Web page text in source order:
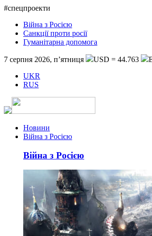
#спецпроекти
Війна з Росією
Санкції проти росії
Гуманітарна допомога
7 серпня 2026, п’ятниця USD = 44.763
UKR
RUS
Новини
Війна з Росією
Війна з Росією